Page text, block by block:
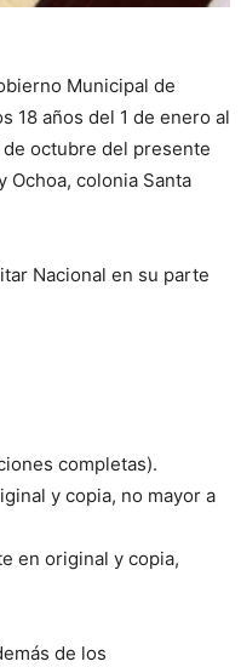
Municipal de
18 años del 1 de enero al
octubre del presente
Ochoa, colonia Santa
Nacional en su parte
completas).
y copia, no mayor a
en original y copia,
de los